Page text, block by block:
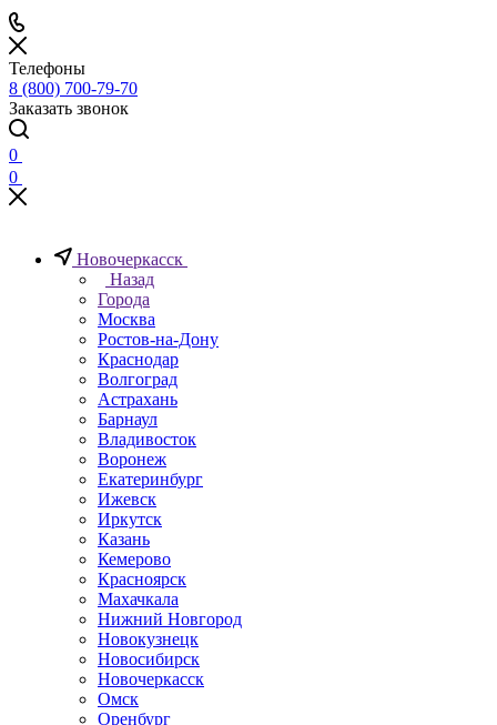
Телефоны
8 (800) 700-79-70
Заказать звонок
0
0
Новочеркаcск
Назад
Города
Москва
Ростов-на-Дону
Краснодар
Волгоград
Астрахань
Барнаул
Владивосток
Воронеж
Екатеринбург
Ижевск
Иркутск
Казань
Кемерово
Красноярск
Махачкала
Нижний Новгород
Новокузнецк
Новосибирск
Новочеркаcск
Омск
Оренбург